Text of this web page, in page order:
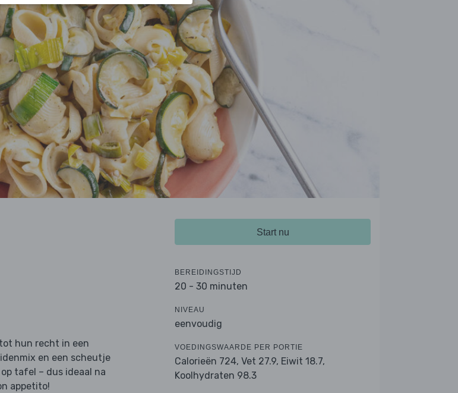
hun recht in een
en een scheutje
tafel – dus ideaal na
appetito!
Start nu
BEREIDINGSTIJD
20 - 30 minuten
NIVEAU
eenvoudig
VOEDINGSWAARDE PER PORTIE
Calorieën 724, Vet 27.9, Eiwit 18.7,
Koolhydraten 98.3